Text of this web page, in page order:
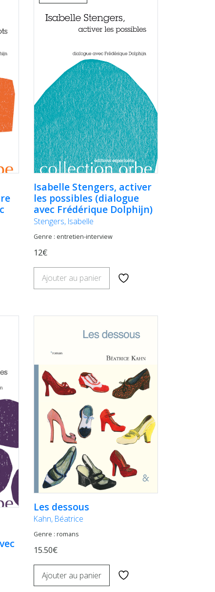
Isabelle Stengers, activer
les possibles (dialogue
avec Frédérique Dolphijn)
Stengers, Isabelle
Genre : entretien-interview
12€
Ajouter au panier
Les dessous
Kahn, Béatrice
Genre : romans
15.50€
Ajouter au panier